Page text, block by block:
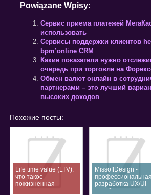
Powiązane Wpisy:
Сервис приема платежей
использовать
Сервисы поддержки клиентов
bpm’online CRM
Какие показатели нужно
очередь при торговле на
Обмен валют онлайн в
партнерами – это лучший
высоких доходов
Похожие посты:
Life time value (LTV):
что такое
пожизненная
MissoffDesign -
профессиональная
разработка UX/UI
дизайна